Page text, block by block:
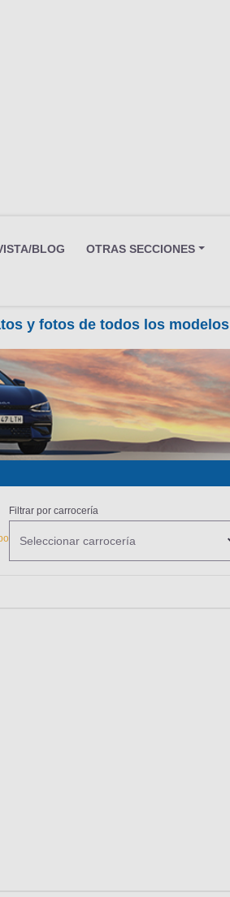
BLOG OTRAS SECCIONES
y fotos de todos los modelos
Filtrar por carrocería
Seleccionar carrocería